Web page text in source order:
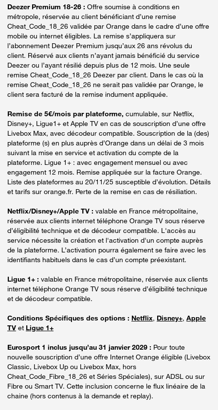
Deezer Premium 18-26 : Offre soumise à conditions en
métropole, réservée au client bénéficiant d’une remise
Cheat_Code_18_26 validée par Orange dans le cadre d’une offre
mobile ou internet éligibles. La remise s’appliquera sur
l’abonnement Deezer Premium jusqu’aux 26 ans révolus du
client. Réservé aux clients n’ayant jamais bénéficié du service
Deezer ou l’ayant résilié depuis plus de 12 mois. Une seule
remise Cheat_Code_18_26 Deezer par client. Dans le cas où la
remise Cheat_Code_18_26 ne serait pas validée par Orange, le
client sera facturé de la remise indument appliquée.
Remise de 5€/mois par plateforme, cumulable, sur Netflix,
Disney+, Ligue1+ et Apple TV en cas de souscription d’une offre
Livebox Max, avec décodeur compatible. Souscription de la (des)
plateforme (s) en plus auprès d’Orange dans un délai de 3 mois
suivant la mise en service et activation du compte de la
plateforme. Ligue 1+ : avec engagement mensuel ou avec
engagement 12 mois. Remise appliquée sur la facture Orange.
Liste des plateformes au 20/11/25 susceptible d’évolution. Détails
et tarifs sur orange.fr. Perte de la remise en cas de résiliation.
Netflix/Disney+/Apple TV : valable en France métropolitaine,
réservée aux clients internet téléphone Orange TV sous réserve
d’éligibilité technique et de décodeur compatible. L'accès au
service nécessite la création et l'activation d'un compte auprès
de la plateforme. L’activation pourra également se faire avec les
identifiants habituels dans le cas d’un compte préexistant.
Ligue 1+ : valable en France métropolitaine, réservée aux clients
internet téléphone Orange TV sous réserve d’éligibilité technique
et de décodeur compatible.
Conditions Spécifiques des options : Netflix, Disney+, Apple
TV et Ligue 1+
Eurosport 1 inclus jusqu’au 31 janvier 2029 : Pour toute
nouvelle souscription d’une offre Internet Orange éligible (Livebox
Classic, Livebox Up ou Livebox Max, hors
Cheat_Code_Fibre_18_26 et Séries Spéciales), sur ADSL ou sur
Fibre ou Smart TV. Cette inclusion concerne le flux linéaire de la
chaine (hors contenus à la demande et replay).